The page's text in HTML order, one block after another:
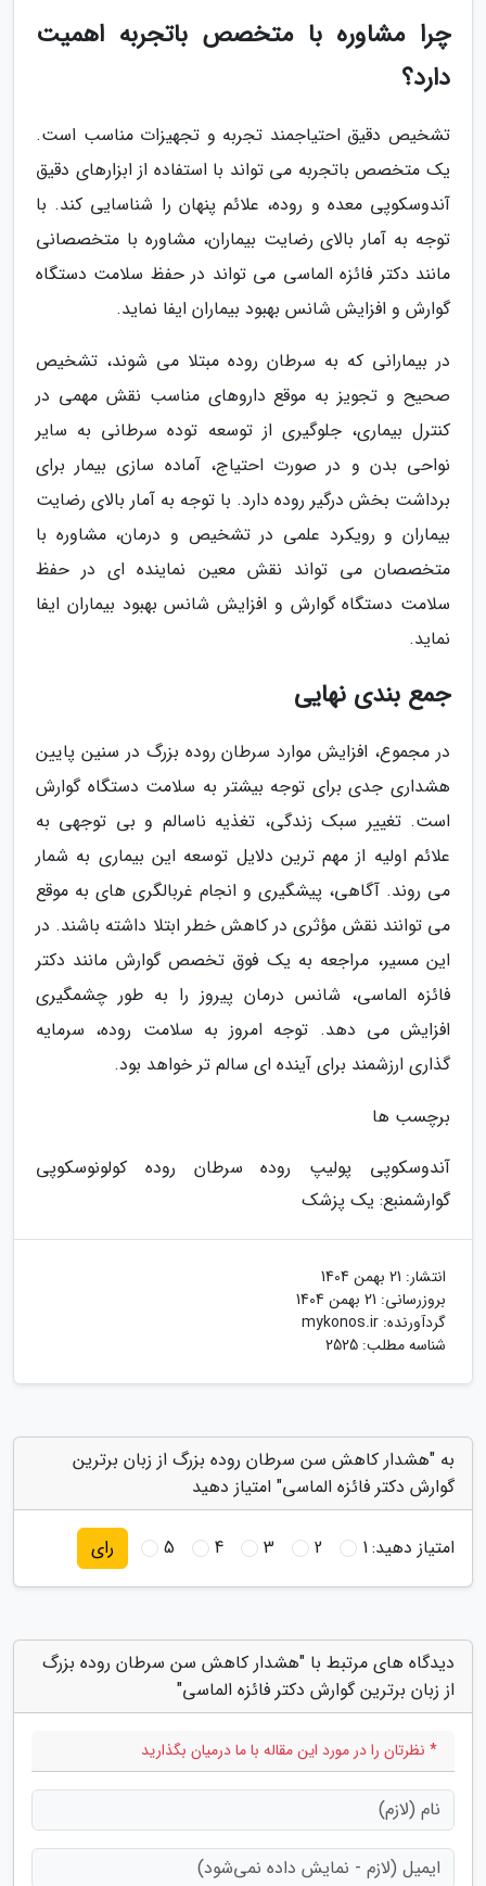
چرا مشاوره با متخصص باتجربه اهمیت
دارد؟
تشخیص دقیق احتیاجمند تجربه و تجهیزات مناسب است.
یک متخصص باتجربه می تواند با استفاده از ابزارهای دقیق
آندوسکوپی معده و روده، علائم پنهان را شناسایی کند. با
توجه به آمار بالای رضایت بیماران، مشاوره با متخصصانی
مانند دکتر فائزه الماسی می تواند در حفظ سلامت دستگاه
گوارش و افزایش شانس بهبود بیماران ایفا نماید.
در بیمارانی که به سرطان روده مبتلا می شوند، تشخیص
صحیح و تجویز به موقع داروهای مناسب نقش مهمی در
کنترل بیماری، جلوگیری از توسعه توده سرطانی به سایر
نواحی بدن و در صورت احتیاج، آماده سازی بیمار برای
برداشت بخش درگیر روده دارد. با توجه به آمار بالای رضایت
بیماران و رویکرد علمی در تشخیص و درمان، مشاوره با
متخصصان می تواند نقش معین نماینده ای در حفظ
سلامت دستگاه گوارش و افزایش شانس بهبود بیماران ایفا
نماید.
جمع بندی نهایی
در مجموع، افزایش موارد سرطان روده بزرگ در سنین پایین
هشداری جدی برای توجه بیشتر به سلامت دستگاه گوارش
است. تغییر سبک زندگی، تغذیه ناسالم و بی توجهی به
علائم اولیه از مهم ترین دلایل توسعه این بیماری به شمار
می روند. آگاهی، پیشگیری و انجام غربالگری های به موقع
می توانند نقش مؤثری در کاهش خطر ابتلا داشته باشند. در
این مسیر، مراجعه به یک فوق تخصص گوارش مانند دکتر
فائزه الماسی، شانس درمان پیروز را به طور چشمگیری
افزایش می دهد. توجه امروز به سلامت روده، سرمایه
گذاری ارزشمند برای آینده ای سالم تر خواهد بود.
برچسب ها
آندوسکوپی پولیپ روده سرطان روده کولونوسکوپی
گوارشمنبع: یک پزشک
انتشار: 21 بهمن 1404
بروزرسانی: 21 بهمن 1404
گردآورنده: mykonos.ir
شناسه مطلب: 2525
به "هشدار کاهش سن سرطان روده بزرگ از زبان برترین
گوارش دکتر فائزه الماسی" امتیاز دهید
امتیاز دهید:1
2
3
4
5 رای
دیدگاه های مرتبط با "هشدار کاهش سن سرطان روده بزرگ
از زبان برترین گوارش دکتر فائزه الماسی"
* نظرتان را در مورد این مقاله با ما درمیان بگذارید